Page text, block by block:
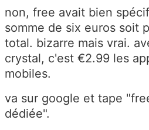
non, free avait bien
somme de six euros soit
total. bizarre mais vrai.
crystal, c'est €2.99 les
mobiles.
va sur google et tape
dédiée".